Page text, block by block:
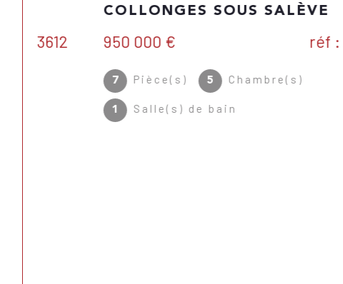
COLLONGES SOUS SALÈVE
950 000 €
Pièce(s) 5 Chambre(s)
Salle(s) de bain